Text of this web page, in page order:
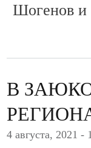
Шогенов и
В
4 августа, 2021 -